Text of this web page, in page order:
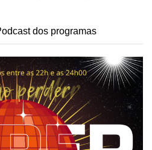
dos programas